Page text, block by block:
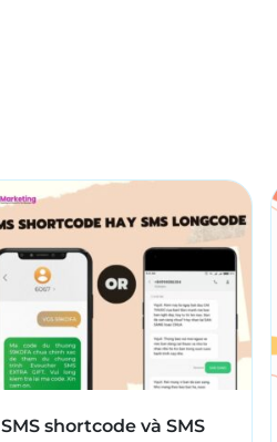
SMS shortcode và SMS